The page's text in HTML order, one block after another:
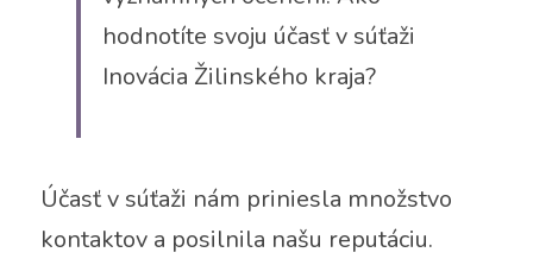
hodnotíte svoju účasť v súťaži
Inovácia Žilinského kraja?
Účasť v súťaži nám priniesla množstvo
kontaktov a posilnila našu reputáciu.